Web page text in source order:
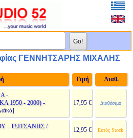
ΓΕΝΝΗΤΣΑΡΗΣ ΜΙΧΑΛΗΣ
Τιμή Διαθ.
-
1950 - 2000) -
17,95 € Διαθέσιμο
- ΤΣΙΤΣΑΝΗΣ /
12,95 € Εκτός Stock